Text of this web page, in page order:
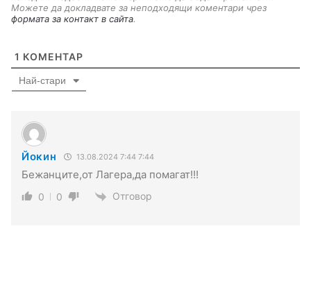
Можете да докладвате за неподходящи коментари чрез
формата за контакт в сайта.
1 КОМЕНТАР
Най-стари
Йокин 13.08.2024 7:44 7:44
Бежанците,от Лагера,да помагат!!!
0 0 Отговор